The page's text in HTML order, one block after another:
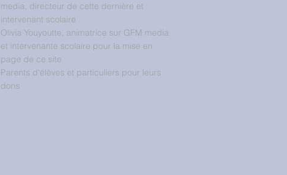
media, directeur de cette dernière et
intervenant scolaire
Olivia Youyoutte, animatrice sur GFM media
et intervenante scolaire pour la mise en
page de ce site
Parents d'élèves et particuliers pour leurs
dons